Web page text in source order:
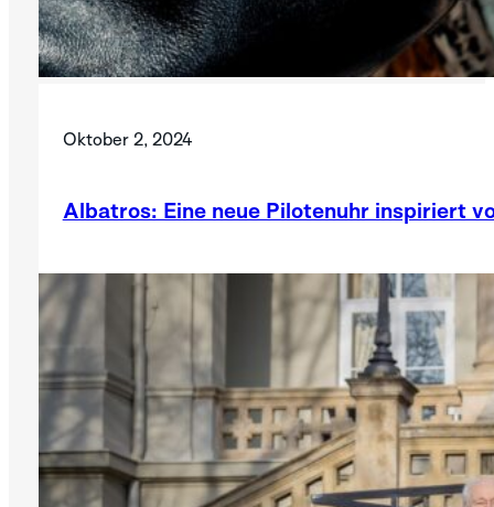
Oktober 2, 2024
Albatros: Eine neue Pilotenuhr inspiriert